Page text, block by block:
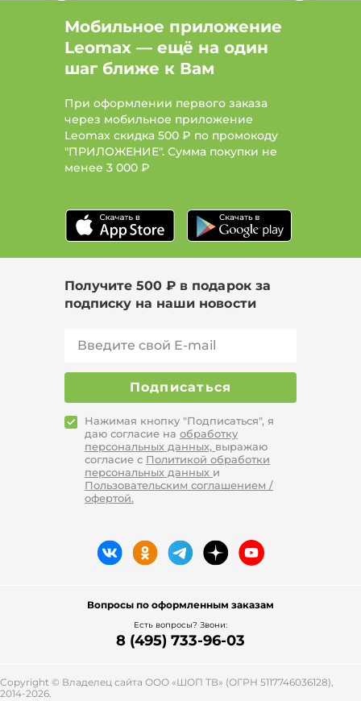
Мобильное приложение
Leomax — ещё на один
шаг ближе к Вам
При оформлении первого заказа
через мобильное приложение
Leomax скидка 500 ₽ по промокоду
"ПРИЛОЖЕНИЕ". Сумма покупки не
менее 3 000 ₽
Получите 500 ₽ в подарок за
подписку на наши новости
Подписаться
Нажимая кнопку "Подписаться", я
даю согласие на обработку
персональных данных, выражаю
согласие с Политикой обработки
персональных данных и
Пользовательским соглашением /
офертой.
Вопросы по оформленным заказам
Есть вопросы? Звони:
8 (495) 733-96-03
Copyright © Владелец сайта ООО «ШОП ТВ» (ОГРН 5117746036128),
2014-2026.